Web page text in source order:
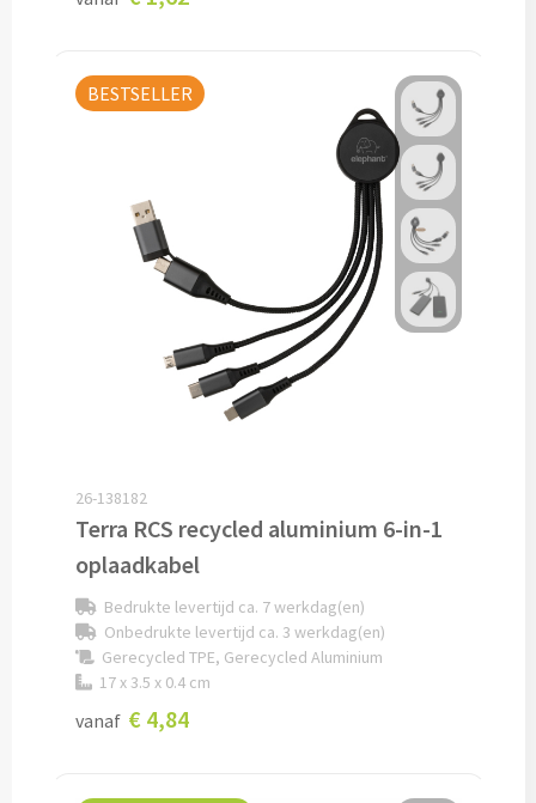
Zonnehoedjes bedrukken
Hoedenbanden bedrukken
Custom made
Custom made kleding
Custom made caps
Custom made bandana's
Custom made sokken
Custom made mutsen & sjaals
BESTSELLER
26-138182
Terra RCS recycled aluminium 6-in-1
oplaadkabel
Bedrukte levertijd ca. 7 werkdag(en)
Onbedrukte levertijd ca. 3 werkdag(en)
Gerecycled TPE, Gerecycled Aluminium
17 x 3.5 x 0.4 cm
vanaf € 4,84